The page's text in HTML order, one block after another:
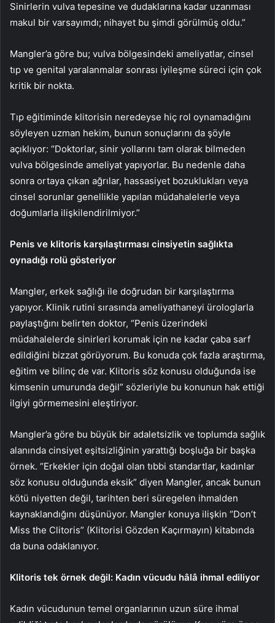
Sinirlerin vulva tepesine ve dudaklarına kadar uzanması
makul bir varsayımdı; nihayet bu şimdi görülmüş oldu.”
Mangler’a göre bu; vulva bölgesindeki ameliyatlar, cinsel
tıp ve genital yaralanmalar sonrası iyileşme süreci için çok
kritik bir nokta.
Tıp eğitiminde klitorisin neredeyse hiç rol oynamadığını
söyleyen uzman hekim, bunun sonuçlarını da şöyle
açıklıyor: “Doktorlar, sinir yollarını tam olarak bilmeden
vulva bölgesinde ameliyat yapıyorlar. Bu nedenle daha
sonra ortaya çıkan ağrılar, hassasiyet bozuklukları veya
cinsel sorunlar genellikle yapılan müdahalelerle veya
doğumlarla ilişkilendirilmiyor.”
Penis ve klitoris karşılaştırması cinsiyetin sağlıkta
oynadığı rolü gösteriyor
Mangler, erkek sağlığı ile doğrudan bir karşılaştırma
yapıyor. Klinik rutini sırasında ameliyathaneyi ürologlarla
paylaştığını belirten doktor, “Penis üzerindeki
müdahalelerde sinirleri korumak için ne kadar çaba sarf
edildiğini bizzat görüyorum. Bu konuda çok fazla araştırma,
eğitim ve bilinç de var. Klitoris söz konusu olduğunda ise
kimsenin umurunda değil” sözleriyle bu konunun hak ettiği
ilgiyi görmemesini eleştiriyor.
Mangler’a göre bu büyük bir adaletsizlik ve toplumda sağlık
alanında cinsiyet eşitsizliğinin yarattığı boşluğa bir başka
örnek. “Erkekler için doğal olan tıbbi standartlar, kadınlar
söz konusu olduğunda eksik” diyen Mangler, ancak bunun
kötü niyetten değil, tarihten beri süregelen ihmalden
kaynaklandığını düşünüyor. Mangler konuya ilişkin “Don’t
Miss the Clitoris” (Klitorisi Gözden Kaçırmayın) kitabında
da buna odaklanıyor.
Klitoris tek örnek değil: Kadın vücudu hâlâ ihmal ediliyor
Kadın vücudunun temel organlarının uzun süre ihmal